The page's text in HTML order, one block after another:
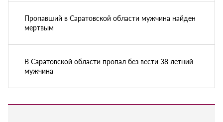
Пропавший в Саратовской области мужчина найден
мертвым
В Саратовской области пропал без вести 38-летний
мужчина